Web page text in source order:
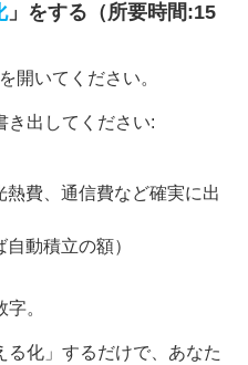
」をする（所要時間:15
開いてください。
き出してください:
費、通信費など確実に出
動積立の額）
。
る化」するだけで、あなた